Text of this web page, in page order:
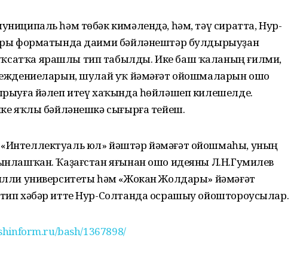
һәм төбәк кимәлендә, һәм, тәү сиратта, Нур-
форматында даими бәйләнештәр булдырыуҙан
ярашлы тип табылды. Ике баш ҡаланың ғилми,
шулай уҡ йәмәғәт ойошмаларын ошо
йәлеп итеү хаҡында һөйләшеп килешелде.
яҡлы бәйләнешкә сығырға тейеш.
юл» йәштәр йәмәғәт ойошмаһы, уның
Ҡаҙағстан яғынан ошо идеяны Л.Н.Гумилев
университеты һәм «Жокан Жолдары» йәмәғәт
хәбәр итте Нур-Солтанда осрашыу ойоштороусылар.
bash/1367898/